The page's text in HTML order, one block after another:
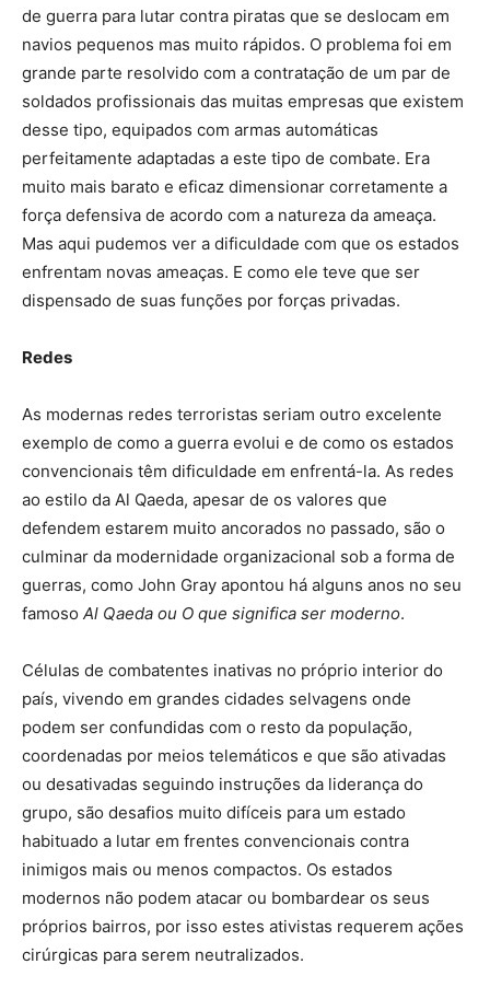
de guerra para lutar contra piratas que se deslocam em
navios pequenos mas muito rápidos. O problema foi em
grande parte resolvido com a contratação de um par de
soldados profissionais das muitas empresas que existem
desse tipo, equipados com armas automáticas
perfeitamente adaptadas a este tipo de combate. Era
muito mais barato e eficaz dimensionar corretamente a
força defensiva de acordo com a natureza da ameaça.
Mas aqui pudemos ver a dificuldade com que os estados
enfrentam novas ameaças. E como ele teve que ser
dispensado de suas funções por forças privadas.
Redes
As modernas redes terroristas seriam outro excelente
exemplo de como a guerra evolui e de como os estados
convencionais têm dificuldade em enfrentá-la. As redes
ao estilo da Al Qaeda, apesar de os valores que
defendem estarem muito ancorados no passado, são o
culminar da modernidade organizacional sob a forma de
guerras, como John Gray apontou há alguns anos no seu
famoso Al Qaeda ou O que significa ser moderno.
Células de combatentes inativas no próprio interior do
país, vivendo em grandes cidades selvagens onde
podem ser confundidas com o resto da população,
coordenadas por meios telemáticos e que são ativadas
ou desativadas seguindo instruções da liderança do
grupo, são desafios muito difíceis para um estado
habituado a lutar em frentes convencionais contra
inimigos mais ou menos compactos. Os estados
modernos não podem atacar ou bombardear os seus
próprios bairros, por isso estes ativistas requerem ações
cirúrgicas para serem neutralizados.